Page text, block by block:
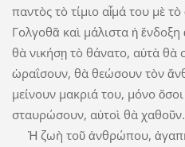
παντὸς τὸ τίμιο αἷμά του μὲ
Γολγοθᾶ καὶ μάλιστα ἡ
θὰ νικήσῃ τὸ θάνατο, αὐτὰ
ὡραΐσουν, θὰ θεώσουν τὸν
μείνουν μακριά του, μόνο
σταυρώσουν, αὐτοὶ θὰ χαθοῦν.
Ἡ ζωὴ τοῦ ἀνθρώπου,